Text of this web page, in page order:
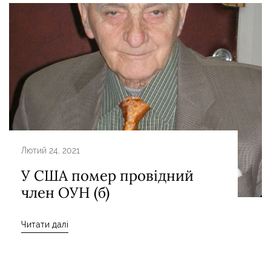
Лютий 24, 2021
У США помер провідний
член ОУН (б)
Читати далі